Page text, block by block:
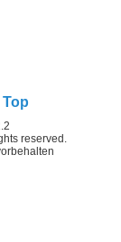
Top
reserved.